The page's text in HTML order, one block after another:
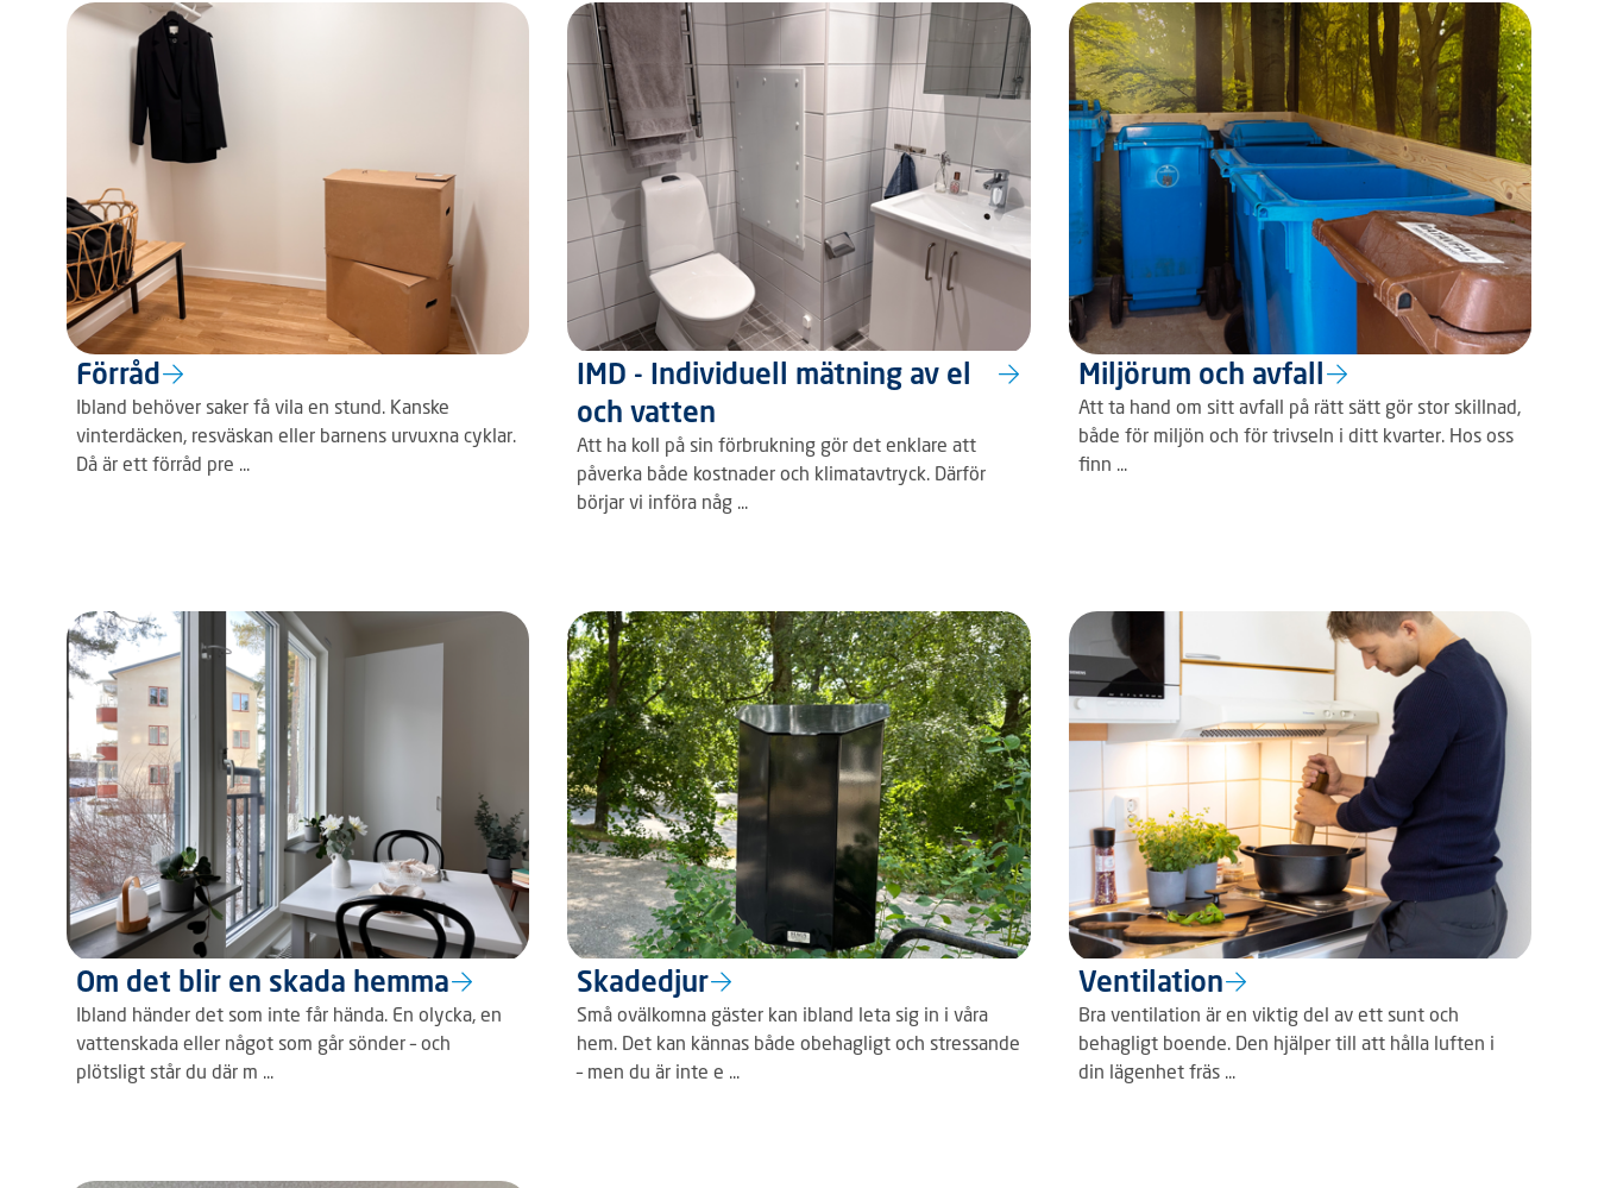
Förråd
Ibland behöver saker få vila en stund. Kanske
vinterdäcken, resväskan eller barnens urvuxna cyklar.
Då är ett förråd pre ...
IMD - Individuell mätning av el
och vatten
Att ha koll på sin förbrukning gör det enklare att
påverka både kostnader och klimatavtryck. Därför
börjar vi införa någ ...
Miljörum och avfall
Att ta hand om sitt avfall på rätt sätt gör stor skillnad,
både för miljön och för trivseln i ditt kvarter. Hos oss
finn ...
Om det blir en skada hemma
Ibland händer det som inte får hända. En olycka, en
vattenskada eller något som går sönder – och
plötsligt står du där m ...
Skadedjur
Små ovälkomna gäster kan ibland leta sig in i våra
hem. Det kan kännas både obehagligt och stressande
– men du är inte e ...
Ventilation
Bra ventilation är en viktig del av ett sunt och
behagligt boende. Den hjälper till att hålla luften i
din lägenhet fräs ...